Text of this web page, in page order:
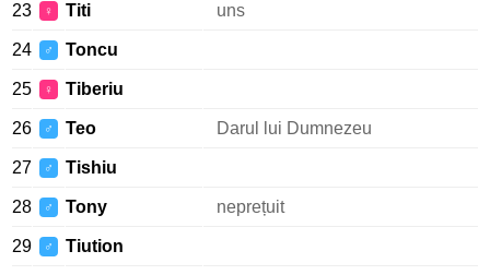
23 ♀ Titi uns
24 ♂ Toncu
25 ♀ Tiberiu
26 ♂ Teo Darul lui Dumnezeu
27 ♂ Tishiu
28 ♂ Tony neprețuit
29 ♂ Tiution